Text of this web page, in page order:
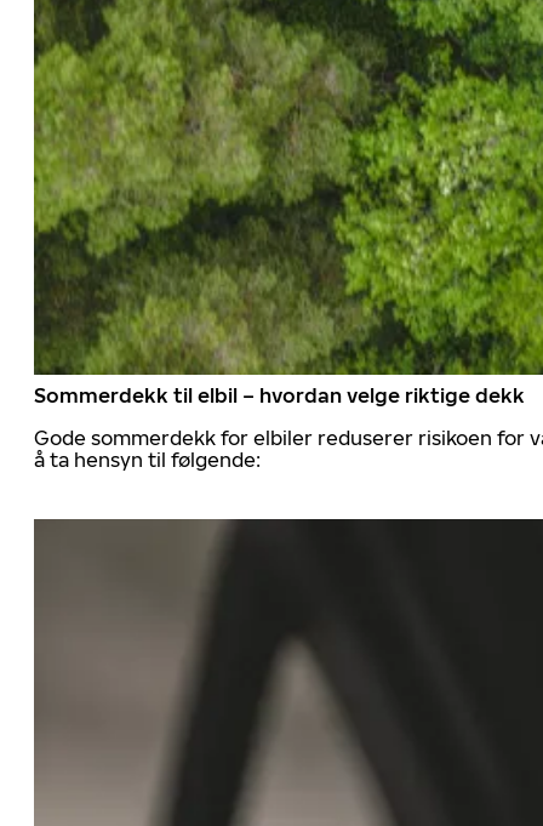
Sommerdekk til elbil – hvordan velge riktige dekk
Gode sommerdekk for elbiler reduserer risikoen for
å ta hensyn til følgende: